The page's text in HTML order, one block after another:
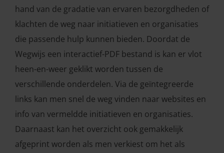
hand van de gradatie van ervaren bezorgdheden of
klachten de weg naar initiatieven en organisaties
die passende hulp kunnen bieden. Doordat de
Wegwijs een interactief-PDF bestand is kan er vlot
heen-en-weer geklikt worden tussen de
verschillende onderdelen. Via de geïntegreerde
links kan men snel de weg vinden naar websites en
info van vermeldde initiatieven en organisaties.
Daarnaast kan het overzicht ook gemakkelijk
afgeprint worden als men verkiest om het als